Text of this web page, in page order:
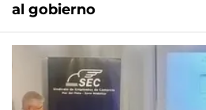
al gobierno